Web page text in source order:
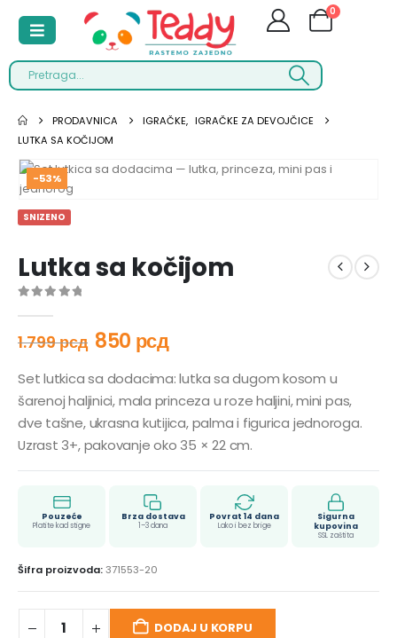
0
PRODAVNICA IGRAČKE, IGRAČKE ZA DEVOJČICE
LUTKA SA KOČIJOM
-53%
SNIZENO
Lutka sa kočijom
1.799рсд 850 рсд
Set lutkica sa dodacima: lutka sa dugom kosom u
šarenoj haljinici, mala princeza u roze haljini, mini pas,
dve tašne, ukrasna kutijica, palma i figurica jednoroga.
Uzrast 3+, pakovanje oko 35 × 22 cm.
Pouzeće
Platite kad stigne
Brza dostava
1–3 dana
Povrat 14 dana
Lako i bez brige
Sigurna
kupovina
SSL zaštita
Šifra proizvoda:371553-20
DODAJ U KORPU